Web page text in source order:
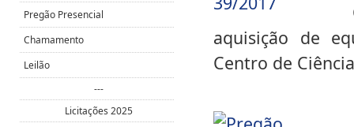
aquisição de
Centro de
Pregão Presencial
Chamamento
Leilão
---
Licitações 2025